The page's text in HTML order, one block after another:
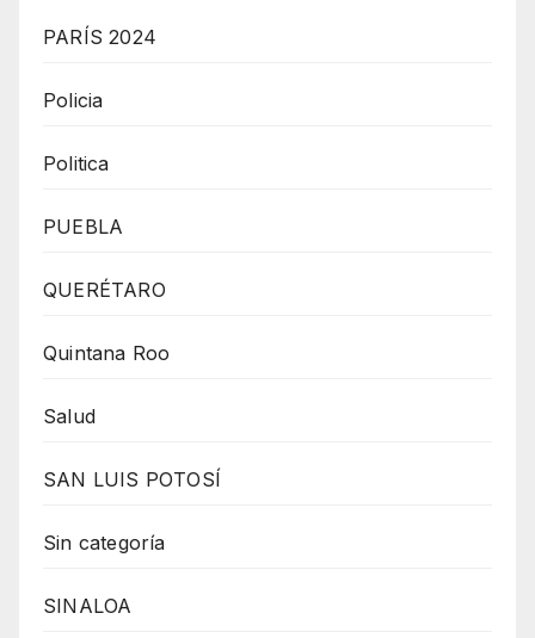
PARÍS 2024
Policia
Politica
PUEBLA
QUERÉTARO
Quintana Roo
Salud
SAN LUIS POTOSÍ
Sin categoría
SINALOA